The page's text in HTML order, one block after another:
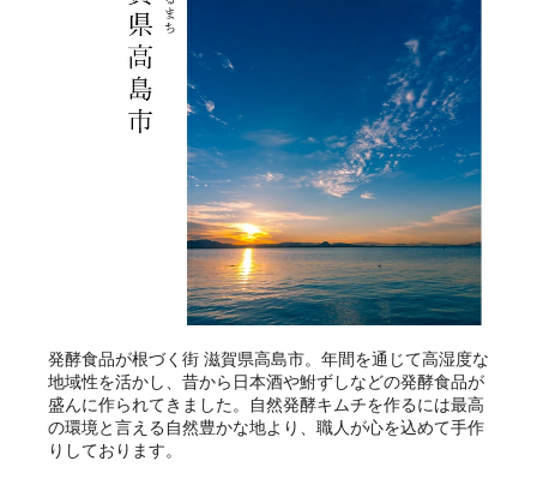
発酵食品が根づく街 滋賀県高島市。年間を通じて高湿度な
地域性を活かし、昔から日本酒や鮒ずしなどの発酵食品が
盛んに作られてきました。自然発酵キムチを作るには最高
の環境と言える自然豊かな地より、職人が心を込めて手作
りしております。